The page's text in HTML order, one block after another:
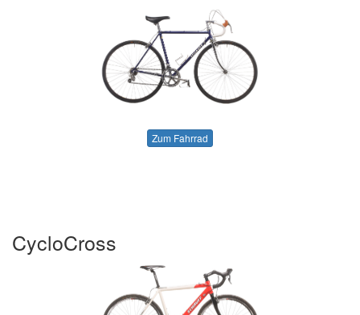
Zum Fahrrad
CycloCross